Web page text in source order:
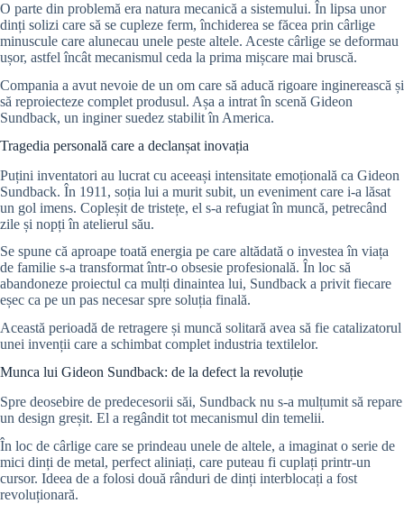
O parte din problemă era natura mecanică a sistemului. În lipsa unor
dinți solizi care să se cupleze ferm, închiderea se făcea prin cârlige
minuscule care alunecau unele peste altele. Aceste cârlige se deformau
ușor, astfel încât mecanismul ceda la prima mișcare mai bruscă.
Compania a avut nevoie de un om care să aducă rigoare inginerească și
să reproiecteze complet produsul. Așa a intrat în scenă Gideon
Sundback, un inginer suedez stabilit în America.
Tragedia personală care a declanșat inovația
Puțini inventatori au lucrat cu aceeași intensitate emoțională ca Gideon
Sundback. În 1911, soția lui a murit subit, un eveniment care i-a lăsat
un gol imens. Copleșit de tristețe, el s-a refugiat în muncă, petrecând
zile și nopți în atelierul său.
Se spune că aproape toată energia pe care altădată o investea în viața
de familie s-a transformat într-o obsesie profesională. În loc să
abandoneze proiectul ca mulți dinaintea lui, Sundback a privit fiecare
eșec ca pe un pas necesar spre soluția finală.
Această perioadă de retragere și muncă solitară avea să fie catalizatorul
unei invenții care a schimbat complet industria textilelor.
Munca lui Gideon Sundback: de la defect la revoluție
Spre deosebire de predecesorii săi, Sundback nu s-a mulțumit să repare
un design greșit. El a regândit tot mecanismul din temelii.
În loc de cârlige care se prindeau unele de altele, a imaginat o serie de
mici dinți de metal, perfect aliniați, care puteau fi cuplați printr-un
cursor. Ideea de a folosi două rânduri de dinți interblocați a fost
revoluționară.